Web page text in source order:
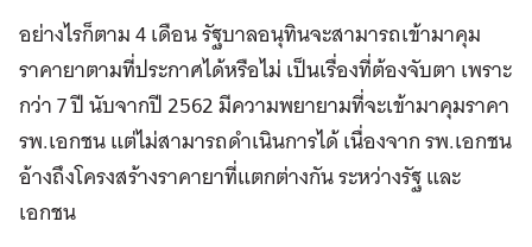
อย่างไรก็ตาม 4 เดือน รัฐบาลอนุทินจะสามารถเข้ามาคุม
ราคายาตามที่ประกาศได้หรือไม่ เป็นเรื่องที่ต้องจับตา เพราะ
กว่า 7 ปี นับจากปี 2562 มีความพยายามที่จะเข้ามาคุมราคา
รพ.เอกชน แต่ไม่สามารถดำเนินการได้ เนื่องจาก รพ.เอกชน
อ้างถึงโครงสร้างราคายาที่แตกต่างกัน ระหว่างรัฐ และ
เอกชน